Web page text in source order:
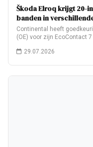
Škoda Elroq krijgt 20-
banden in
Continental heeft
(OE) voor zijn EcoContact
29.07.2026